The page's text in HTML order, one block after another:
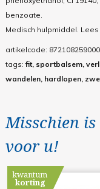
benzoate.
Medisch hulpmiddel.
artikelcode:
tags:fit, sportbalsem,
wandelen, hardlopen,
Misschien
voor u!
kwantum
korting